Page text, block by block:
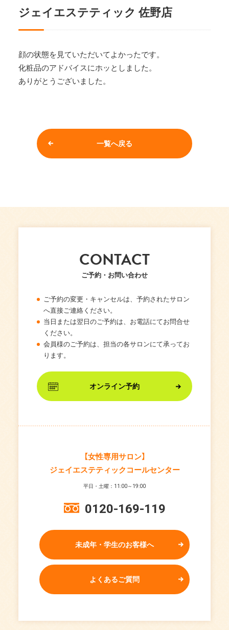
ジェイエステティック 佐野店
顔の状態を見ていただいてよかったです。
化粧品のアドバイスにホッとしました。
ありがとうございました。
一覧へ戻る
CONTACT
ご予約・お問い合わせ
ご予約の変更・キャンセルは、予約されたサロン
へ直接ご連絡ください。
当日または翌日のご予約は、お電話にてお問合せ
ください。
会員様のご予約は、担当の各サロンにて承ってお
ります。
オンライン予約
【女性専用サロン】
ジェイエステティックコールセンター
平日・土曜：11:00～19:00
0120-169-119
未成年・学生のお客様へ
よくあるご質問